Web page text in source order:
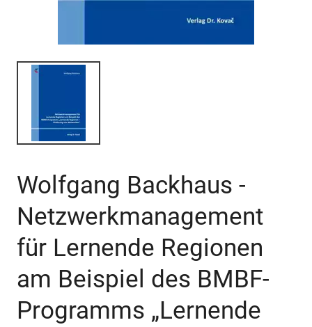
Wolfgang Backhaus -
Netzwerkmanagement
für Lernende Regionen
am Beispiel des BMBF-
Programms „Lernende